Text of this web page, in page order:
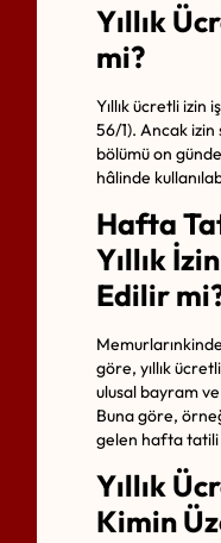
Yıllık
mi?
Yıllık ücretli izin
56/1). Ancak
bölümü on
hâlinde
Hafta
Yıllık
Edilir
göre, yıllık
ulusal bayram
Buna göre,
gelen hafta tatili
Yıllık
Kimin